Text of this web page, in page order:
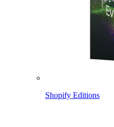
Shopify Editions